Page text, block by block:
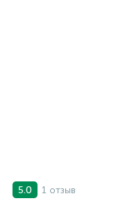
5.0 1 отзыв